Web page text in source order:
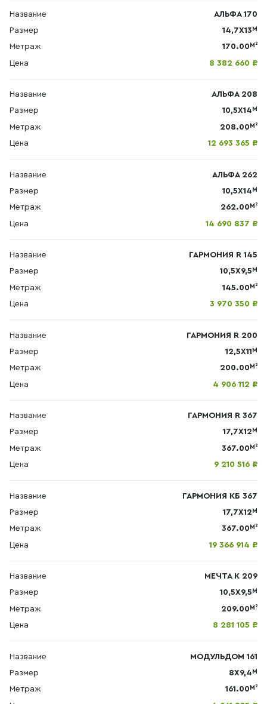
Название
АЛЬФА 170
Размер
14,7X13М
Метраж 170.00М²
Цена 8 382 660 ₽
Название
АЛЬФА 208
Размер
10,5X14 М
Метраж 208.00М²
Цена 12 693 365 ₽
Название
АЛЬФА 262
Размер
10,5X14М
Метраж 262.00М²
Цена 14 690 837 ₽
Название
ГАРМОНИЯ R 145
Размер
10,5Х9,5 М
Метраж 145.00М²
Цена 3 970 350 ₽
Название
ГАРМОНИЯ R 200
Размер
12,5Х11 М
Метраж 200.00М²
Цена 4 906 112 ₽
Название
ГАРМОНИЯ R 367
Размер
17,7Х12 М
Метраж 367.00М²
Цена 9 210 516 ₽
Название
ГАРМОНИЯ КБ 367
Размер
17,7Х12М
Метраж 367.00М²
Цена 19 366 914 ₽
Название
МЕЧТА К 209
Размер
10,5Х9,5 М
Метраж 209.00М²
Цена 8 281 105 ₽
Название
МОДУЛЬДОМ 161
Размер
8X9,4М
Метраж 161.00М²